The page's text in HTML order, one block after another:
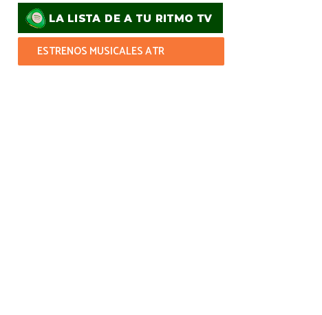
ESTRENOS MUSICALES ATR